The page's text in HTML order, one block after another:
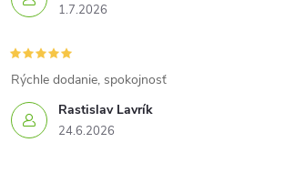
1.7.2026
Rastislav Lavrík
24.6.2026
Rýchle dodanie, spokojnosť